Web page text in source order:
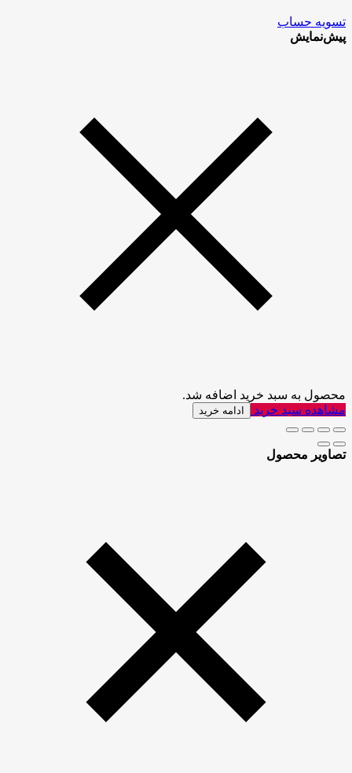
تسویه حساب
پیش‌نمایش
محصول به سبد خرید اضافه شد.
مشاهده سبد خرید
ادامه خرید
تصاویر محصول